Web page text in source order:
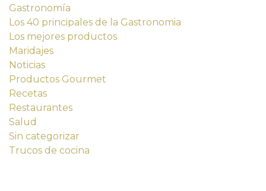
Gastronomía
Los 40 principales de la Gastronomia
Los mejores productos
Maridajes
Noticias
Productos Gourmet
Recetas
Restaurantes
Salud
Sin categorizar
Trucos de cocina